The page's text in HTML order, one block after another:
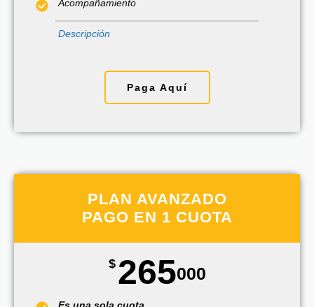
Acompañamiento
Descripción
Paga Aquí
PLAN AVANZADO
PAGO EN 1 CUOTA
$ 265000